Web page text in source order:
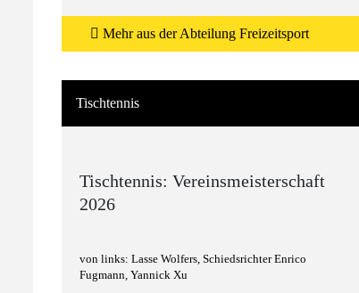
Mehr aus der Abteilung Freizeitsport
Tischtennis
Tischtennis: Vereinsmeisterschaft
2026
von links: Lasse Wolfers, Schiedsrichter Enrico
Fugmann, Yannick Xu